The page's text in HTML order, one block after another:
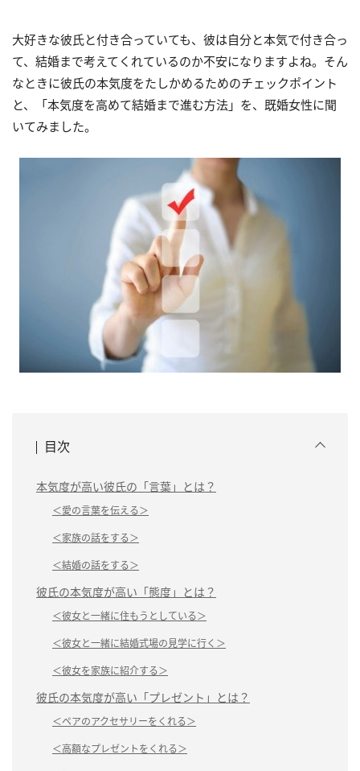
大好きな彼氏と付き合っていても、彼は自分と本気で付き合っ
て、結婚まで考えてくれているのか不安になりますよね。そん
なときに彼氏の本気度をたしかめるためのチェックポイント
と、「本気度を高めて結婚まで進む方法」を、既婚女性に聞
いてみました。
目次
本気度が高い彼氏の「言葉」とは？
＜愛の言葉を伝える＞
＜家族の話をする＞
＜結婚の話をする＞
彼氏の本気度が高い「態度」とは？
＜彼女と一緒に住もうとしている＞
＜彼女と一緒に結婚式場の見学に行く＞
＜彼女を家族に紹介する＞
彼氏の本気度が高い「プレゼント」とは？
＜ペアのアクセサリーをくれる＞
＜高額なプレゼントをくれる＞